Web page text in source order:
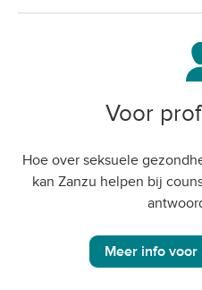
Voor
Hoe over seksuele
kan Zanzu helpen bij
Meer info